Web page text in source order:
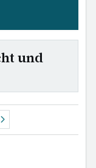
und